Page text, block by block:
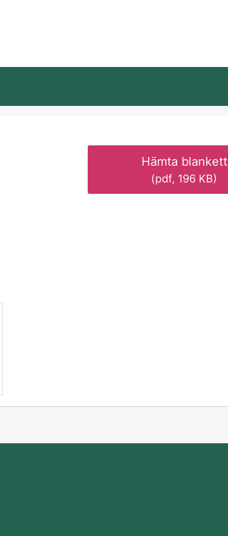
Hämta blankett
(pdf, 196 KB)